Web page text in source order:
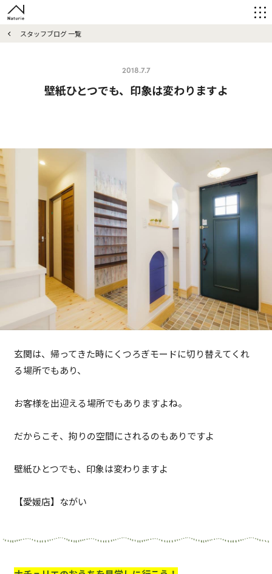
スタッフブログ 一覧
2018.7.7
壁紙ひとつでも、印象は変わりますよ
玄関は、帰ってきた時にくつろぎモードに切り替えてくれ
る場所でもあり、
お客様を出迎える場所でもありますよね。
だからこそ、拘りの空間にされるのもありですよ
壁紙ひとつでも、印象は変わりますよ
【愛媛店】ながい